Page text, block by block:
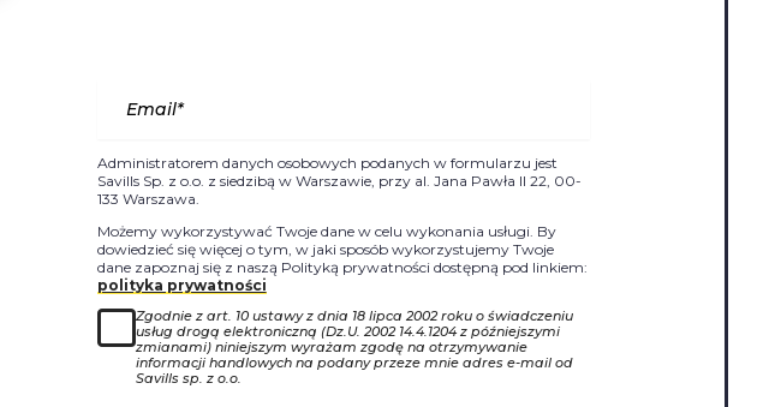
Administratorem danych osobowych podanych w formularzu jest
Savills Sp. z o.o. z siedzibą w Warszawie, przy al. Jana Pawła II 22, 00-
133 Warszawa.
Możemy wykorzystywać Twoje dane w celu wykonania usługi. By
dowiedzieć się więcej o tym, w jaki sposób wykorzystujemy Twoje
dane zapoznaj się z naszą Polityką prywatności dostępną pod linkiem:
polityka prywatności
Zgodnie z art. 10 ustawy z dnia 18 lipca 2002 roku o świadczeniu
usług drogą elektroniczną (Dz.U. 2002 14.4.1204 z późniejszymi
zmianami) niniejszym wyrażam zgodę na otrzymywanie
informacji handlowych na podany przeze mnie adres e-mail od
Savills sp. z o.o.